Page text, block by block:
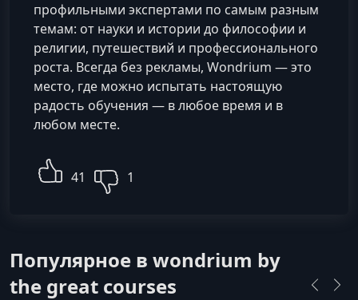
профильными экспертами по самым разным
темам: от науки и истории до философии и
религии, путешествий и профессионального
роста. Всегда без рекламы, Wondrium — это
место, где можно испытать настоящую
радость обучения — в любое время и в
любом месте.
41 1
Популярное в wondrium by
the great courses